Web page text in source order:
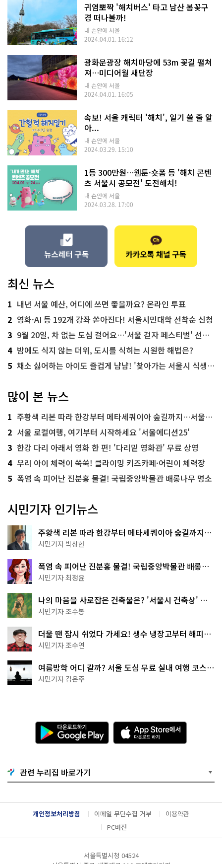
귀염뽀짝 '해치버스' 타고 남산 봄꽃구
경 떠나볼까!
내 손안에 서울
2024.04.01. 16:12
광화문광장 해치마당에 53m 꽃길 펼쳐
져…미디어월 새단장
내 손안에 서울
2024.04.01. 16:05
속보! 서울 캐릭터 '해치', 일기 쓸 줄 알
아...
내 손안에 서울
2024.03.29. 15:10
1등 300만원…웹툰·숏폼 등 '해치 콘텐
츠 서울시 공모전' 도전해치!
내 손안에 서울
2024.03.28. 17:00
최신 뉴스
1 내년 서울 예산, 어디에 쓰면 좋을까요? 온라인 투표
2 영화·AI 등 192개 강좌 쏟아진다! 서울시민대학 선착순 신청
3 9월 20일, 차 없는 도심 걸어요…'서울 걷자 페스티벌' 선착순 5천명
4 밤에도 식지 않는 더위, 도시를 식히는 시원한 해법은?
5 채소 싫어하는 아이도 즐겁게 냠냠! '찾아가는 서울시 식생활 교육' 현장
많이 본 뉴스
1 주황색 리본 따라 한강부터 메타세쿼이아 숲길까지…서울둘레길 15코스
2 서울 로컬여행, 여기부터 시작하세요 '서울에디션25'
3 한강 다리 아래서 영화 한 편! '다리밑 영화관' 무료 상영
4 우리 아이 체력이 쑥쑥! 클라이밍 키즈카페·어린이 체력장
5 폭염 속 피어난 진분홍 물결! 국립중앙박물관 배롱나무 명소
시민기자 인기뉴스
주황색 리본 따라 한강부터 메타세쿼이아 숲길까지…
서울둘레길 15코스
시민기자 박상현
폭염 속 피어난 진분홍 물결! 국립중앙박물관 배롱나
무 명소
시민기자 최정윤
나의 마음을 사로잡은 건축물은? '서울시 건축상' 수
상작 공개!
시민기자 조수봉
더울 땐 잠시 쉬었다 가세요! 생수 냉장고부터 해피소
·무더위쉼터까지
시민기자 조수연
여름방학 어디 갈까? 서울 도심 무료 실내 여행 코스
추천
시민기자 김은주
다
운
로
기
G
o
g
l
e
l
A
p
p
e
서
다
운
드
관련 누리집 바로가기
개인정보처리방침 이메일 무단수집 거부
이용약관
PC버전
서울특별시청 04524